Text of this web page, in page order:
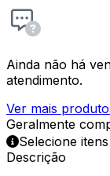
Ainda não há
atendimento.
Ver mais
Geralmente
Selecione
Descrição